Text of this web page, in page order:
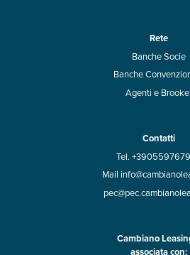
Rete
Banche Socie
Banche
Agenti e
Contatti
Tel.
Mail
Cambiano
associata con: